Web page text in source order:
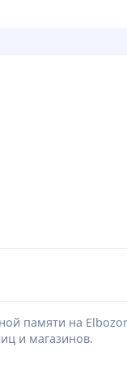
памяти на
и магазинов.